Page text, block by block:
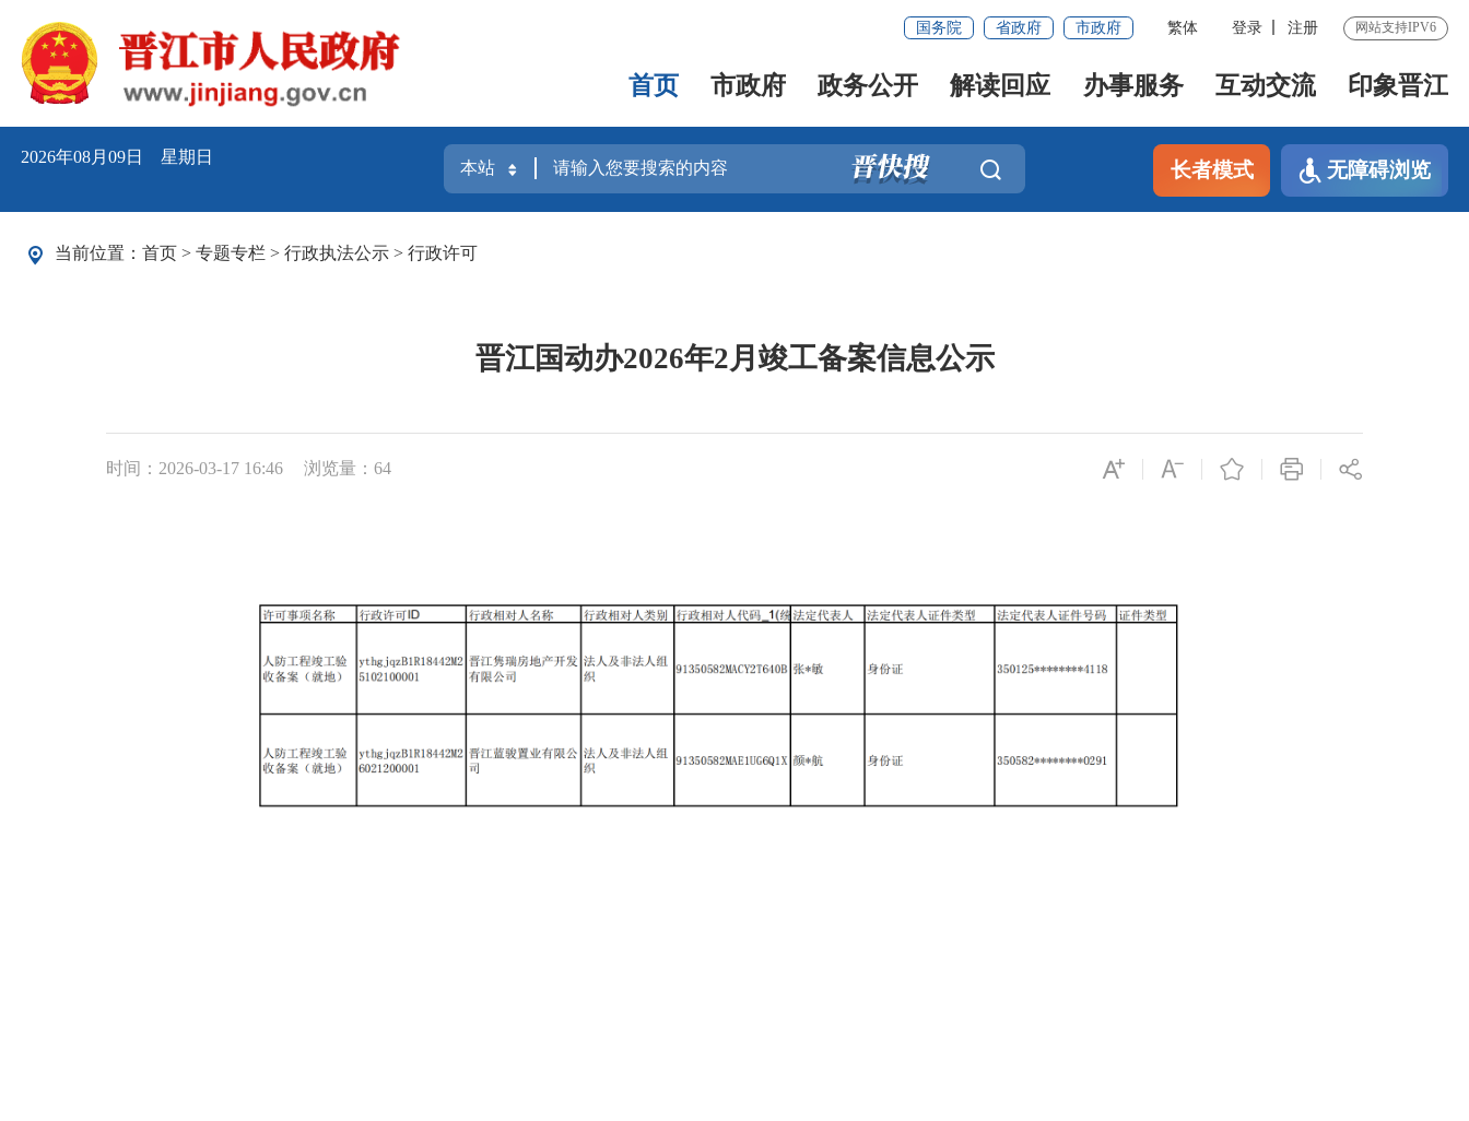
国务院 省政府 市政府 繁体 登录 注册 网站支持IPV6
首页 市政府 政务公开 解读回应 办事服务 互动交流 印象晋江
2026年08月09日 星期日
长者模式 无障碍浏览
当前位置： 首页 > 专题专栏 > 行政执法公示 > 行政许可
晋江国动办2026年2月竣工备案信息公示
时间：2026-03-17 16:46 浏览量：64